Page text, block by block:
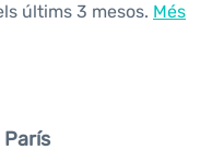
últims 3 mesos. Més
París